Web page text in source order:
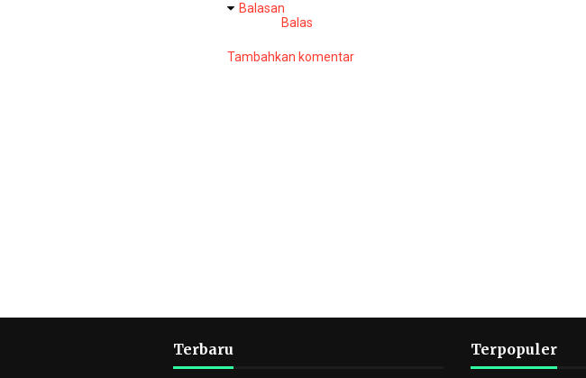
Balasan
Balas
Tambahkan komentar
Terbaru Terpopuler